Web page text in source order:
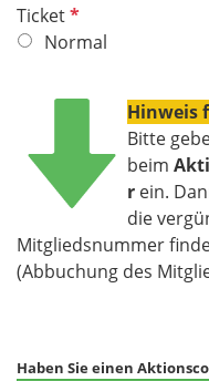
TicketP
f
i
f
l
d
Normal
Hinweis
Bitte
beim
r ein.
die
Mitgliedsnummer
(Abbuchung des
Haben Sie einen